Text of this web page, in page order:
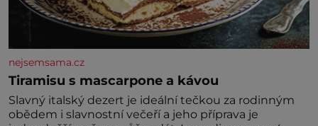
nejsemsama.cz
Tiramisu s mascarpone a kávou
Slavný italský dezert je ideální tečkou za rodinným
obědem i slavnostní večeří a jeho příprava je